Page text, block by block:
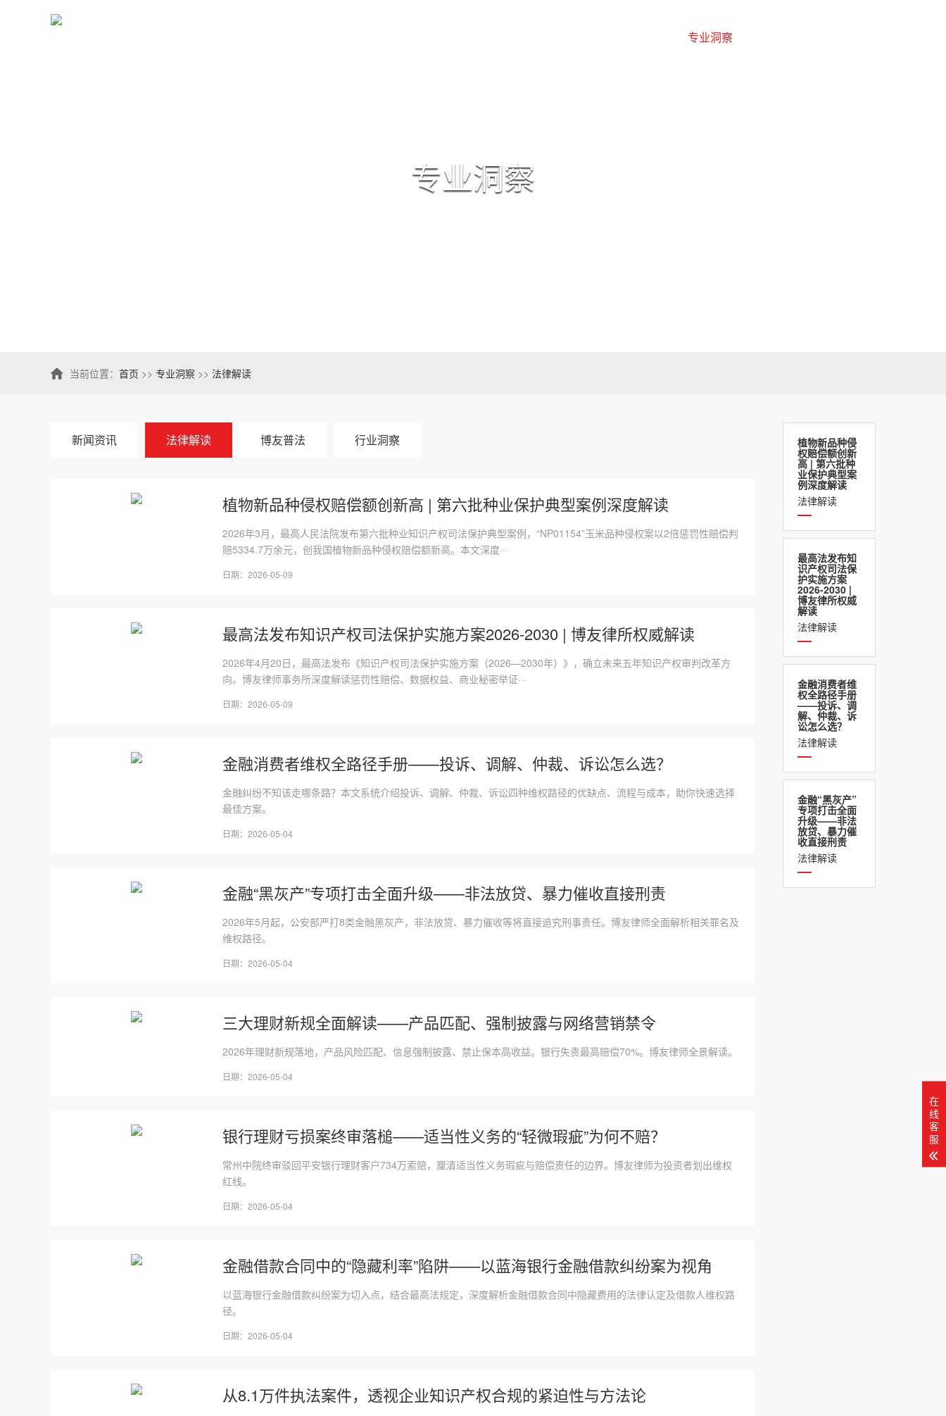
专业洞察
专业洞察
当前位置： 首页 >> 专业洞察 >> 法律解读
植物新品种侵
权赔偿额创新
高 | 第六批种
业保护典型案
例深度解读
法律解读
最高法发布知
识产权司法保
护实施方案
2026-2030 |
博友律所权威
解读
法律解读
金融消费者维
权全路径手册
——投诉、调
解、仲裁、诉
讼怎么选？
法律解读
金融“黑灰产”
专项打击全面
升级——非法
放贷、暴力催
收直接刑责
法律解读
新闻资讯 法律解读 博友普法 行业洞察
植物新品种侵权赔偿额创新高 | 第六批种业保护典型案例深度解读
2026年3月，最高人民法院发布第六批种业知识产权司法保护典型案例，“NP01154”玉米品种侵权案以2倍惩罚性赔偿判
赔5334.7万余元，创我国植物新品种侵权赔偿额新高。本文深度···
日期：2026-05-09
最高法发布知识产权司法保护实施方案2026-2030 | 博友律所权威解读
2026年4月20日，最高法发布《知识产权司法保护实施方案（2026—2030年）》，确立未来五年知识产权审判改革方
向。博友律师事务所深度解读惩罚性赔偿、数据权益、商业秘密举证···
日期：2026-05-09
金融消费者维权全路径手册——投诉、调解、仲裁、诉讼怎么选？
金融纠纷不知该走哪条路？本文系统介绍投诉、调解、仲裁、诉讼四种维权路径的优缺点、流程与成本，助你快速选择
最佳方案。
日期：2026-05-04
金融“黑灰产”专项打击全面升级——非法放贷、暴力催收直接刑责
2026年5月起，公安部严打8类金融黑灰产，非法放贷、暴力催收等将直接追究刑事责任。博友律师全面解析相关罪名及
维权路径。
日期：2026-05-04
三大理财新规全面解读——产品匹配、强制披露与网络营销禁令
2026年理财新规落地，产品风险匹配、信息强制披露、禁止保本高收益。银行失责最高赔偿70%。博友律师全景解读。
日期：2026-05-04
银行理财亏损案终审落槌——适当性义务的“轻微瑕疵”为何不赔？
常州中院终审驳回平安银行理财客户734万索赔，厘清适当性义务瑕疵与赔偿责任的边界。博友律师为投资者划出维权
红线。
日期：2026-05-04
金融借款合同中的“隐藏利率”陷阱——以蓝海银行金融借款纠纷案为视角
以蓝海银行金融借款纠纷案为切入点，结合最高法规定，深度解析金融借款合同中隐藏费用的法律认定及借款人维权路
径。
日期：2026-05-04
从8.1万件执法案件，透视企业知识产权合规的紧迫性与方法论
在
线
客
服